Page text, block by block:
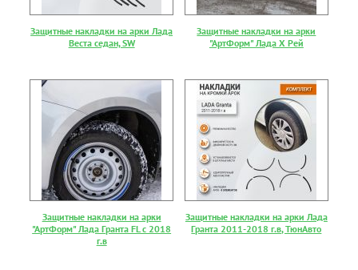
Защитные накладки на арки Лада
Веста седан, SW
Защитные накладки на арки
"АртФорм" Лада Х Рей
Защитные накладки на арки
"АртФорм" Лада Гранта FL с 2018
г.в
Защитные накладки на арки Лада
Гранта 2011-2018 г.в, ТюнАвто